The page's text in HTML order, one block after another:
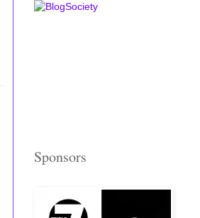
Sponsors